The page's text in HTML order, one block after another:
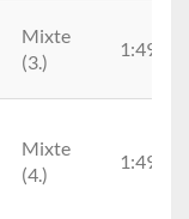
Mixte
(3.)
1:49:24
Mixte
(4.)
1:49:57